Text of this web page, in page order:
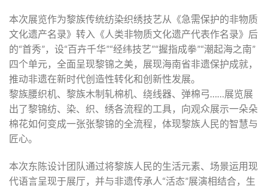
本次展览作为黎族传统纺染织绣技艺从《急需保护的非物质
文化遗产名录》转入《人类非物质文化遗产代表作名录》后
的“首秀”，设“百卉千华”“经纬技艺”“握指成拳”“潮起海之南”
四个单元，全面呈现黎锦之美，展现海南省非遗保护成就，
推动非遗在新时代创造性转化和创新性发展。
黎族腰织机、黎族木制轧棉机、绕线器、弹棉弓……展览展
出了黎锦纺、染、织、绣各流程的工具，向观众展示一朵朵
棉花如何变成一张张黎锦的全流程，体现黎族人民的智慧与
匠心。
本次东陈设计团队通过将黎族人民的生活元素、场景运用现
代语言呈现于展厅，并与非遗传承人“活态”展演相结合，生